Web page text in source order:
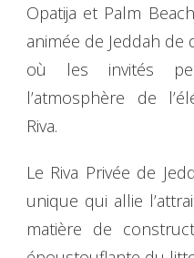
Opatija et Palm
animée de Jeddah de
où les invités
l’atmosphère de
Riva.
Le Riva Privée de
unique qui allie
matière de